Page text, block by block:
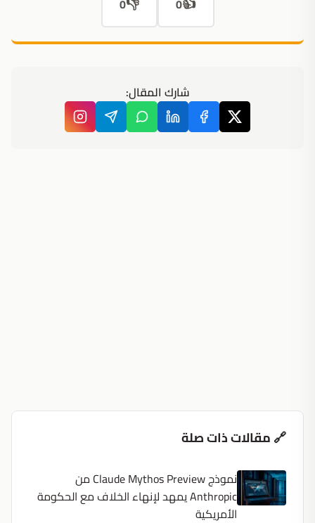
شارك المقال:
🔗 مقالات ذات صلة
نموذج Claude Mythos Preview من
Anthropic يمهد لإنهاء الخلاف مع الحكومة
الأمريكية